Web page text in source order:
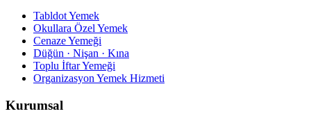
Tabldot Yemek
Okullara Özel Yemek
Cenaze Yemeği
Düğün · Nişan · Kına
Toplu İftar Yemeği
Organizasyon Yemek Hizmeti
Kurumsal